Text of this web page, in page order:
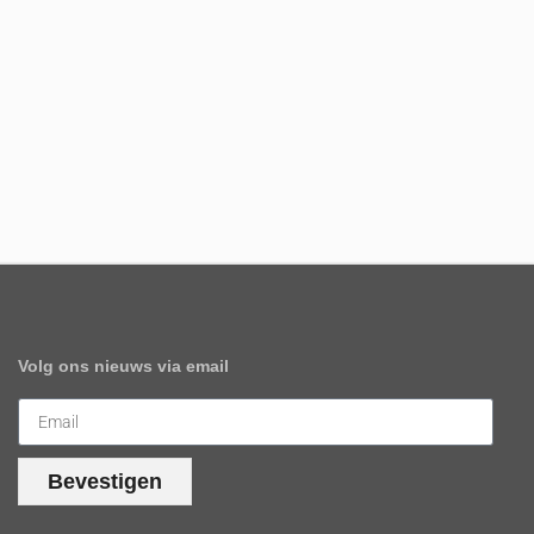
Volg ons nieuws via email
Bevestigen